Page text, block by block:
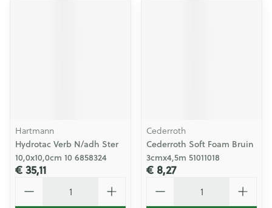
Hartmann
Hydrotac Verb N/adh Ster
10,0x10,0cm 10 6858324
€ 35,11
Cederroth
Cederroth Soft Foam Bruin
3cmx4,5m 51011018
€ 8,27